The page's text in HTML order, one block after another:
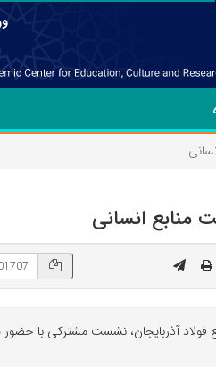
منابع انسانی
آذربایجان، نشست مشترکی با